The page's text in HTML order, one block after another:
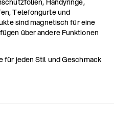
Handyringe,
Telefongurte und
sind magnetisch für eine
über andere Funktionen
für jeden Stil und Geschmack